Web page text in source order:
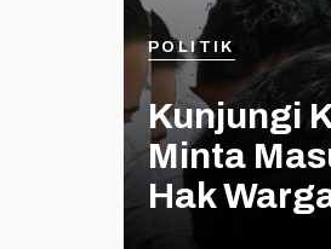
POLITIK
Kunjungi
Minta
Hak